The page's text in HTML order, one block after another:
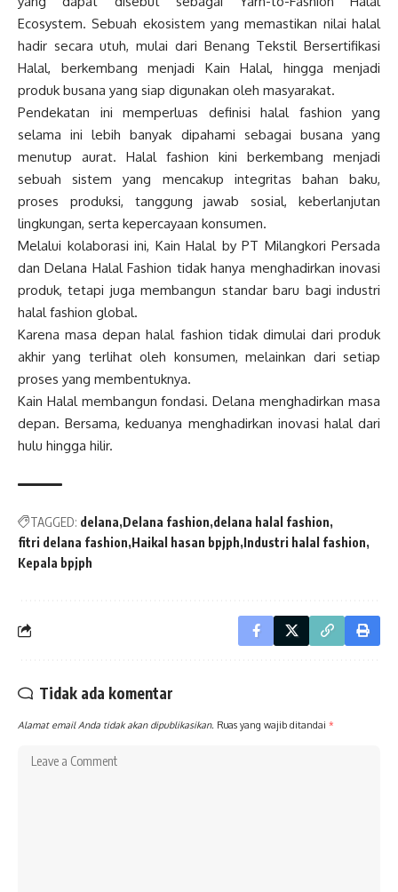
Ecosystem. Sebuah ekosistem yang memastikan nilai halal
hadir secara utuh, mulai dari Benang Tekstil Bersertifikasi
Halal, berkembang menjadi Kain Halal, hingga menjadi
produk busana yang siap digunakan oleh masyarakat.
Pendekatan ini memperluas definisi halal fashion yang
selama ini lebih banyak dipahami sebagai busana yang
menutup aurat. Halal fashion kini berkembang menjadi
sebuah sistem yang mencakup integritas bahan baku,
proses produksi, tanggung jawab sosial, keberlanjutan
lingkungan, serta kepercayaan konsumen.
Melalui kolaborasi ini, Kain Halal by PT Milangkori Persada
dan Delana Halal Fashion tidak hanya menghadirkan inovasi
produk, tetapi juga membangun standar baru bagi industri
halal fashion global.
Karena masa depan halal fashion tidak dimulai dari produk
akhir yang terlihat oleh konsumen, melainkan dari setiap
proses yang membentuknya.
Kain Halal membangun fondasi. Delana menghadirkan masa
depan. Bersama, keduanya menghadirkan inovasi halal dari
hulu hingga hilir.
TAGGED: delana Delana fashion delana halal fashion
fitri delana fashion Haikal hasan bpjph Industri halal fashion
Kepala bpjph
Tidak ada komentar
Alamat email Anda tidak akan dipublikasikan. Ruas yang wajib ditandai *